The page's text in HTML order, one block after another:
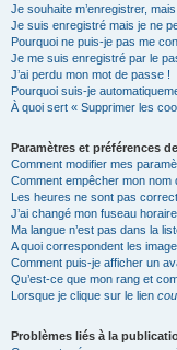
Je souhaite m’enregistrer,
Je suis enregistré mais je ne
Pourquoi ne puis-je pas me
Je me suis enregistré par le
J’ai perdu mon mot de passe !
Pourquoi suis-je
À quoi sert « Supprimer les
Paramètres et préférences
Comment modifier mes
Comment empêcher mon nom
Les heures ne sont pas
J’ai changé mon fuseau
Ma langue n’est pas dans la
A quoi correspondent les
Comment puis-je afficher un
Qu’est-ce que mon rang et
Lorsque je clique sur le lien
Problèmes liés à la